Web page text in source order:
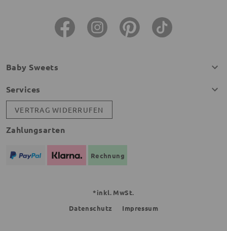
Baby Sweets
Services
VERTRAG WIDERRUFEN
Zahlungsarten
Rechnung
*inkl. MwSt.
Datenschutz
Impressum